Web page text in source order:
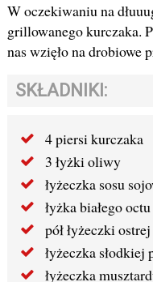
W oczekiwaniu na
grillowanego kurczaka.
nas wzięło na drobiowe
SKŁADNIKI:
4 piersi kurczaka
3 łyżki oliwy
łyżeczka sosu
łyżka białego
pół łyżeczki
łyżeczka słodkiej
łyżeczka